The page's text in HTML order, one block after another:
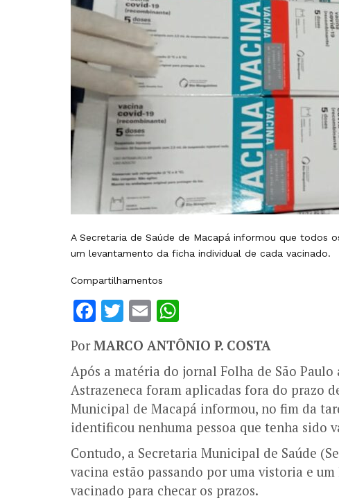
A Secretaria de Saúde de Macapá informou que todos
um levantamento da ficha individual de cada vacinado.
Compartilhamentos
Facebook
Twitter
Email
PorMARCO ANTÔNIO P. COSTA
Após a matéria do jornal Folha de São
Astrazeneca foram aplicadas fora do prazo
Municipal de Macapá informou, no fim da
identificou nenhuma pessoa que tenha sido
Contudo, a Secretaria Municipal de Saúde
vacina estão passando por uma vistoria e
vacinado para checar os prazos.